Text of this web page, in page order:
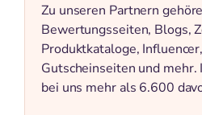
Zu unseren Partnern
Bewertungsseiten, Blogs,
Produktkataloge,
Gutscheinseiten und mehr.
bei uns mehr als 6.600